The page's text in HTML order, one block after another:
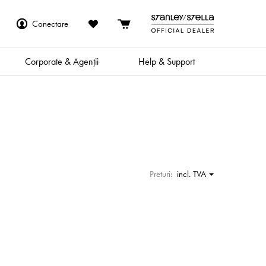
Conectare
Corporate & Agenții Help & Support
Preturi: incl. TVA